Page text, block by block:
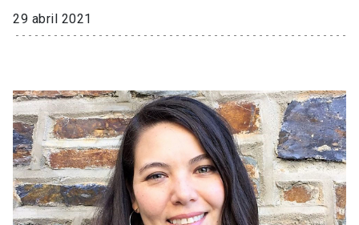
29 abril 2021